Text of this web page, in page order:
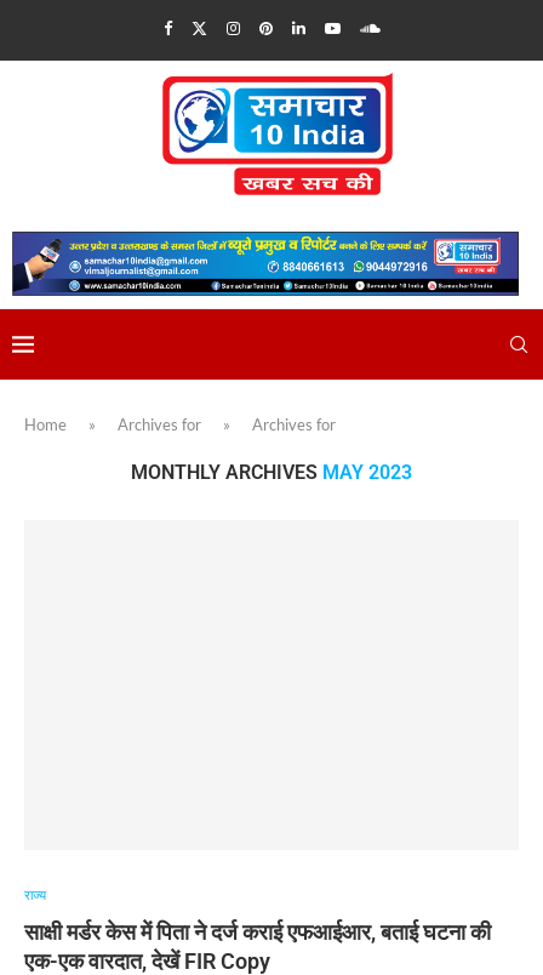
Home » Archives for » Archives for
MONTHLY ARCHIVES MAY 2023
राज्य
साक्षी मर्डर केस में पिता ने दर्ज कराई एफआईआर, बताई घटना की
एक-एक वारदात, देखें FIR Copy